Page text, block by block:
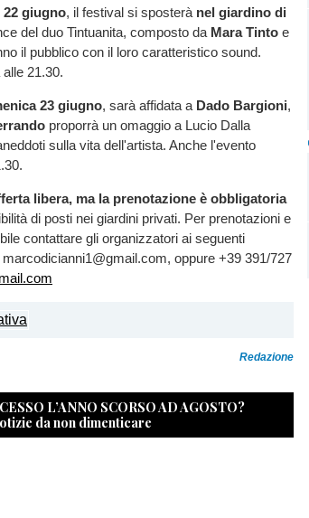
22 giugno, il festival si sposterà nel giardino di
del duo Tintuanita, composto da Mara Tinto e
il pubblico con il loro caratteristico sound.
21.30.
23 giugno, sarà affidata a Dado Bargioni,
proporrà un omaggio a Lucio Dalla
sulla vita dell'artista. Anche l'evento
libera, ma la prenotazione è obbligatoria
di posti nei giardini privati. Per prenotazioni e
contattare gli organizzatori ai seguenti
oppure +39 391/727
Redazione
L’ANNO SCORSO AD AGOSTO?
da non dimenticare